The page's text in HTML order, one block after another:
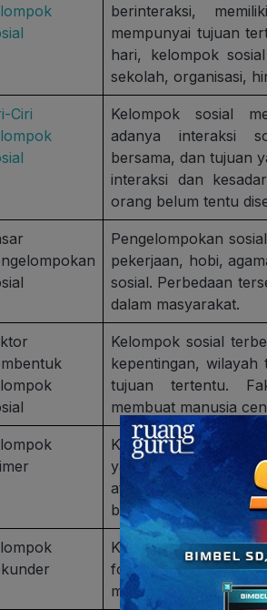
berinteraksi,
mempunyai tujuan
hari, kelompok
sekolah, organisasi,
Ciri
Kelompok sosial
adanya interaksi
bersama, dan tujuan
interaksi dan
orang belum tentu
Pengelompokan
pekerjaan, hobi,
sosial. Perbedaan
dalam masyarakat.
Kelompok sosial
kepentingan, wilayah
tujuan tertentu.
membuat manusia
Kelompok primer
yang dekat dan
atau sahabat.
biasanya lebih intens
Kelompok sekunder
formal dan tidak
misalnya organisasi